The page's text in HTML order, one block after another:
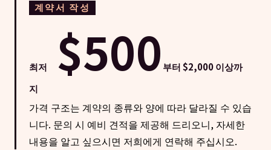
계약서 작성
최저 $500 부터 $2,000 이상까
지
가격 구조는 계약의 종류와 양에 따라 달라질 수 있습
니다. 문의 시 예비 견적을 제공해 드리오니, 자세한
내용을 알고 싶으시면 저희에게 연락해 주십시오.